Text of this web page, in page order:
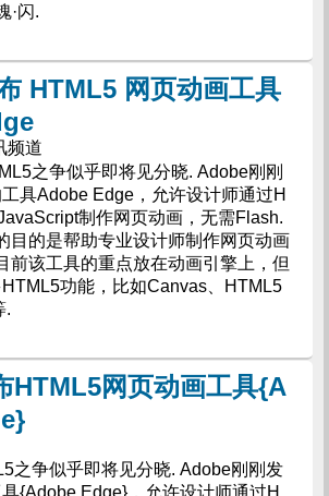
·闪.
HTML5 网页动画工具
频道
之争似乎即将见分晓. Adobe刚刚
具Adobe Edge，允许设计师通过H
制作网页动画，无需Flash.
的是帮助专业设计师制作网页动画
前该工具的重点放在动画引擎上，但
功能，比如Canvas、HTML5
.
HTML5网页动画工具{A
之争似乎即将见分晓. Adobe刚刚发
{Adobe Edge}，允许设计师通过H